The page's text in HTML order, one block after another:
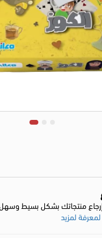
منتجاتك بشكل بسيط
لمعرفة لمزيد